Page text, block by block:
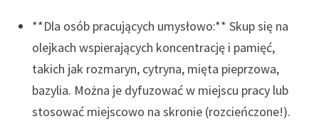
**Dla osób pracujących umysłowo:** Skup się na
olejkach wspierających koncentrację i pamięć,
takich jak rozmaryn, cytryna, mięta pieprzowa,
bazylia. Można je dyfuzować w miejscu pracy lub
stosować miejscowo na skronie (rozcieńczone!).